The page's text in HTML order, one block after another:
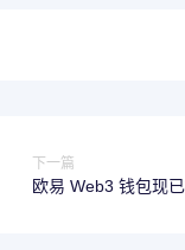
下一篇
欧易 Web3 钱包现